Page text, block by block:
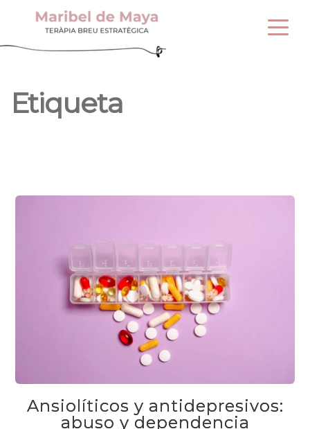
Etiqueta
Ansiolíticos y antidepresivos:
abuso y dependencia